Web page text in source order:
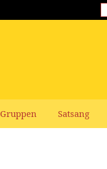
Gruppen Satsang